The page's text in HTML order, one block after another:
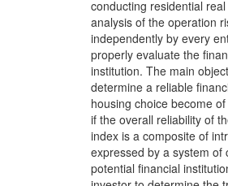
conducting residential
analysis of the operation
independently by every
properly evaluate the
institution. The main
determine a reliable
housing choice become
if the overall reliability of
index is a composite of
expressed by a system
potential financial